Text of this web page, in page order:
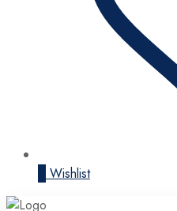
Wishlist